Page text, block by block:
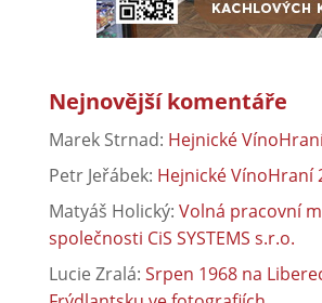
Nejnovější komentáře
Marek Strnad: Hejnické
Petr Jeřábek: Hejnické VínoHraní
Matyáš Holický: Volná pracovní
společnosti CiS SYSTEMS s.r.o.
Lucie Zralá: Srpen 1968 na